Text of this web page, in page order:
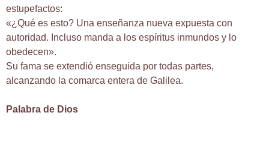
estupefactos:
«¿Qué es esto? Una enseñanza nueva expuesta con
autoridad. Incluso manda a los espíritus inmundos y lo
obedecen».
Su fama se extendió enseguida por todas partes,
alcanzando la comarca entera de Galilea.
Palabra de Dios